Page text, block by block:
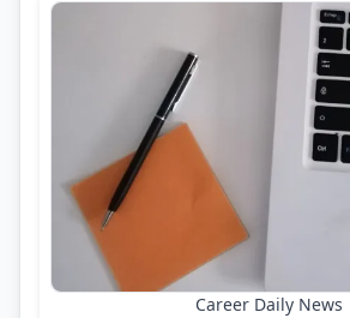
Career Daily News